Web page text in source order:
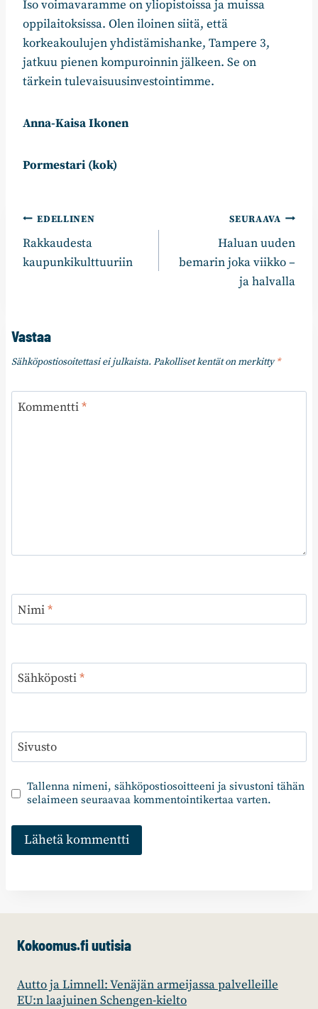
Iso voimavaramme on yliopistoissa ja muissa
oppilaitoksissa. Olen iloinen siitä, että
korkeakoulujen yhdistämishanke, Tampere 3,
jatkuu pienen kompuroinnin jälkeen. Se on
tärkein tulevaisuusinvestointimme.
Anna-Kaisa Ikonen
Pormestari (kok)
Artikkelien
selaus
EDELLINEN
Rakkaudesta
kaupunkikulttuuriin
SEURAAVA
Haluan uuden
bemarin joka viikko –
ja halvalla
Vastaa
Sähköpostiosoitettasi ei julkaista. Pakolliset kentät on merkitty*
Kommentti*
Nimi*
Sähköposti*
Sivusto
Tallenna nimeni, sähköpostiosoitteeni ja sivustoni tähän
selaimeen seuraavaa kommentointikertaa varten.
Kokoomus.fi uutisia
Autto ja Limnell: Venäjän armeijassa palvelleille
EU:n laajuinen Schengen-kielto